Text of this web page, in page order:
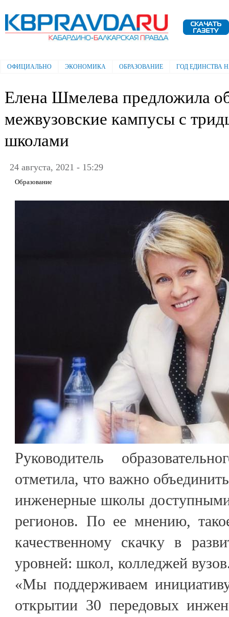
Электронная газета "Кабардино-
Балкарская правда"
Главное меню
ОФИЦИАЛЬНО ЭКОНОМИКА ОБРАЗОВАНИЕ ГОД ЕДИНСТВА
Елена Шмелева предложила
межвузовские кампусы с
школами
24 августа, 2021 - 15:29
Образование
Руководитель
отметила, что важно
инженерные школы доступными
регионов. По ее мнению,
качественному скачку в
уровней: школ, колледжей
«Мы поддерживаем
открытии 30 передовых